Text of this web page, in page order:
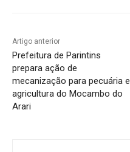
Artigo anterior
Prefeitura de Parintins
prepara ação de
mecanização para pecuária e
agricultura do Mocambo do
Arari